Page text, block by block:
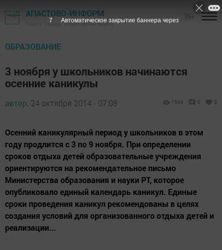
АПАСТОВО-ИНФОРМ
Газета "Звезда" - Апастовский район
ОБРАЗОВАНИЕ
3 ноября у школьников начинаются
осенние каникулы
автор, 24 октября 2014 - 07:08 1504 0 0
Осенний каникулярный период у школьников в этом
году продлится с 3 по 9 ноября. При определении
сроков отдыха детей образовательные учреждения
ориентируются на рекомендательное письмо
Министерства образования и науки РТ, которое
опубликовало единый календарь каникул. Единые
сроки проведения каникул рекомендованы в целях
создания условий для организованного отдыха детей и
реализации...
6 Автоматическое закрытие баннера через